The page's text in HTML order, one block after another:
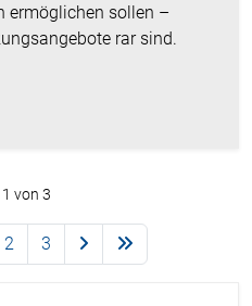
ermöglichen sollen –
rar sind.
von 3
2 3